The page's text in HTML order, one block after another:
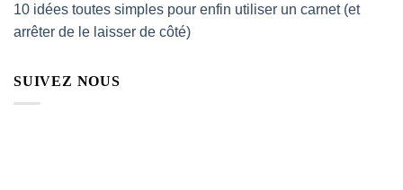
10 idées toutes simples pour enfin utiliser un carnet (et
arrêter de le laisser de côté)
SUIVEZ NOUS